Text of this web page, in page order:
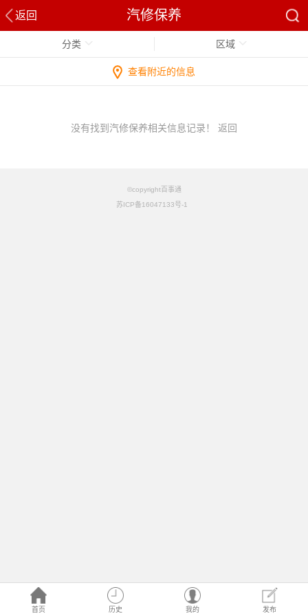
返回 汽修保养
首页 历史 我的 发布
分类 区域
查看附近的信息
没有找到汽修保养相关信息记录！ 返回
©copyright百事通
苏ICP备16047133号-1